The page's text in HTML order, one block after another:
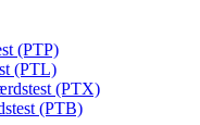
(PTP)
(PTL)
(PTX)
(PTB)